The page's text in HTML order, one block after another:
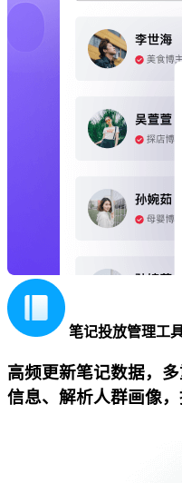
笔记投放管理工
高频更新笔记数据，
信息、解析人群画像，